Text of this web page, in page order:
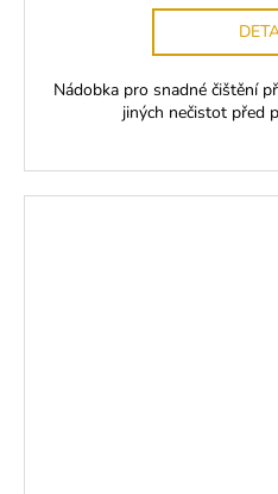
Nádobka pro snadné čištění
jiných nečistot před